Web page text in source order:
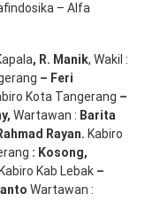
– Alfa
, R. Manik, Wakil :
– Feri
Kota Tangerang –
, Wartawan : Barita
Rayan. Kabiro
: Kosong,
Kabiro Kab Lebak –
Wartawan :